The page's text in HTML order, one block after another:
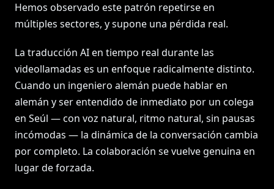
Hemos observado este patrón repetirse en
múltiples sectores, y supone una pérdida real.
La traducción AI en tiempo real durante las
videollamadas es un enfoque radicalmente distinto.
Cuando un ingeniero alemán puede hablar en
alemán y ser entendido de inmediato por un colega
en Seúl — con voz natural, ritmo natural, sin pausas
incómodas — la dinámica de la conversación cambia
por completo. La colaboración se vuelve genuina en
lugar de forzada.